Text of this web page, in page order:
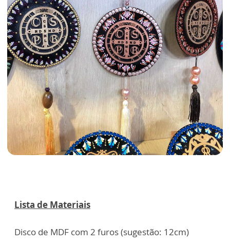
Lista de Materiais
Disco de MDF com 2 furos (sugestão: 12cm)